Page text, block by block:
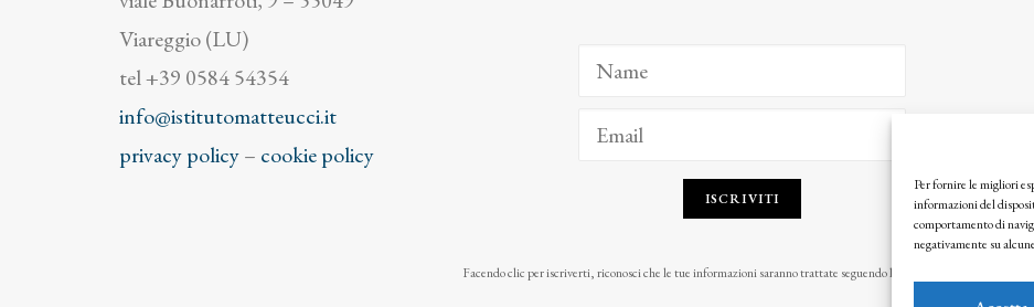
Per fornire le migliori
informazioni del
comportamento di
negativamente su
Viareggio (LU)
tel +39 0584 54354
info@istitutomatteucci.it
privacy policy– cookie policy
ISCRIVITI
Facendo clic per iscriverti, riconosci che le tue informazioni saranno trattate seguendo la nostra